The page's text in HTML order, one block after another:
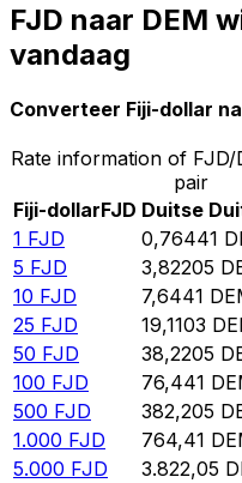
FJD naar DEM
vandaag
Converteer Fiji-dollar
Rate information of
pair
Fiji-dollarFJD Duitse
1 FJD 0,76441
5 FJD 3,82205
10 FJD 7,6441
25 FJD 19,1103
50 FJD 38,2205
100 FJD 76,441
500 FJD 382,205
1.000 FJD 764,41
5.000 FJD 3.822,05